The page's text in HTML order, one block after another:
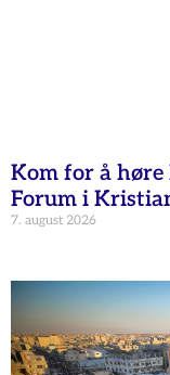
Kom for å
Forum i
7. august 2026